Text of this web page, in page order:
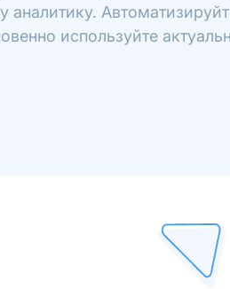
аналитику.
используйте